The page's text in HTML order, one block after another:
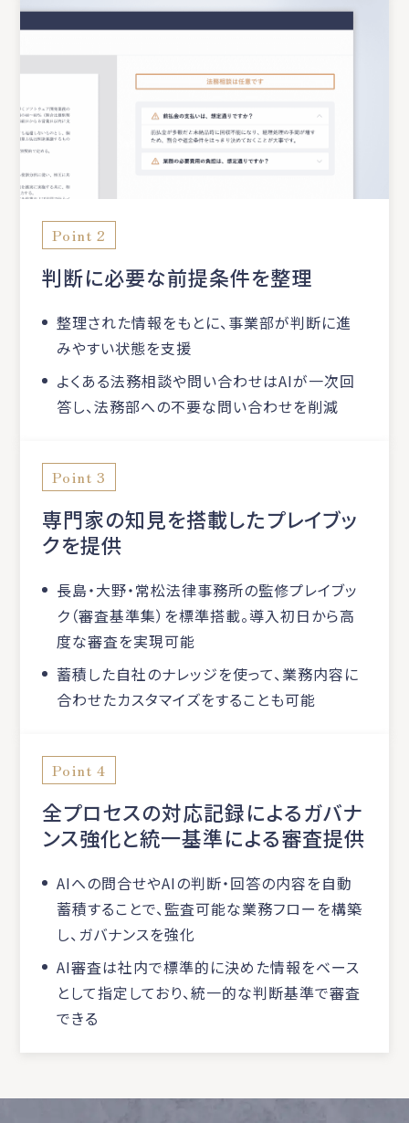
Point 2
判断に必要な前提条件を整理
整理された情報をもとに、事業部が判断に進
みやすい状態を支援
よくある法務相談や問い合わせはAIが一次回
答し、法務部への不要な問い合わせを削減
Point 3
専門家の知見を搭載したプレイブッ
クを提供
長島・大野・常松法律事務所の監修プレイブッ
ク（審査基準集）を標準搭載。導入初日から高
度な審査を実現可能
蓄積した自社のナレッジを使って、業務内容に
合わせたカスタマイズをすることも可能
Point 4
全プロセスの対応記録によるガバナ
ンス強化と統一基準による審査提供
AIへの問合せやAIの判断・回答の内容を自動
蓄積することで、監査可能な業務フローを構築
し、ガバナンスを強化
AI審査は社内で標準的に決めた情報をベース
として指定しており、統一的な判断基準で審査
できる